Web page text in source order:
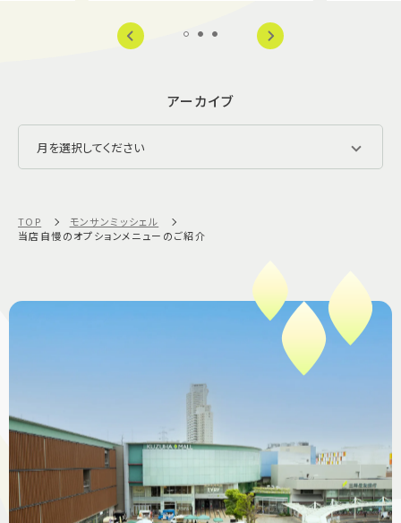
アーカイブ
TOP
モンサンミッシェル
当店自慢のオプションメニューのご紹介